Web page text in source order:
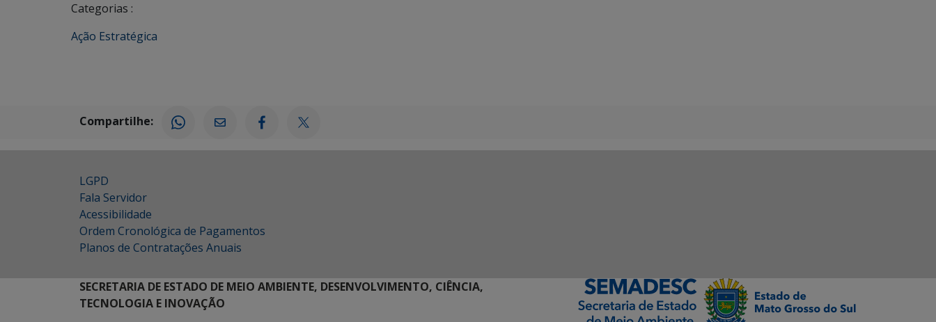
Categorias :
Ação Estratégica
Compartilhe:
LGPD
Fala Servidor
Acessibilidade
Ordem Cronológica de Pagamentos
Planos de Contratações Anuais
SECRETARIA DE ESTADO DE MEIO AMBIENTE, DESENVOLVIMENTO, CIÊNCIA,
TECNOLOGIA E INOVAÇÃO